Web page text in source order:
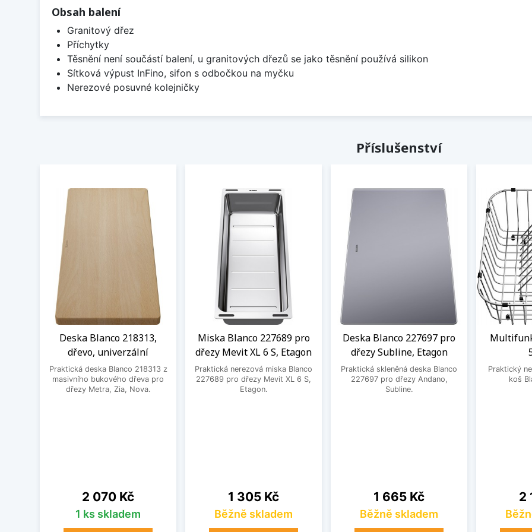
Obsah balení
Granitový dřez
Příchytky
Těsnění není součástí balení, u granitových dřezů se jako těsnění používá silikon
Sítková výpust InFino, sifon s odbočkou na myčku
Nerezové posuvné kolejničky
Příslušenství
Deska Blanco 218313,
dřevo, univerzální
Praktická deska Blanco 218313 z
masivního bukového dřeva pro
dřezy Metra, Zia, Nova.
Cena
2 070 Kč
1 ks skladem
Miska Blanco 227689 pro
dřezy Mevit XL 6 S, Etagon
Praktická nerezová miska Blanco
227689 pro dřezy Mevit XL 6 S,
Etagon.
Cena
1 305 Kč
Běžně skladem
Deska Blanco 227697 pro
dřezy Subline, Etagon
Praktická skleněná deska Blanco
227697 pro dřezy Andano,
Subline.
Cena
1 665 Kč
Běžně skladem
Praktický
koš
2